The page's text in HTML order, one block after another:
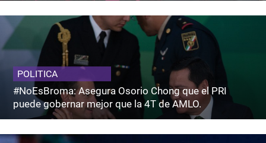
POLITICA
#NoEsBroma: Asegura Osorio Chong que el PRI
puede gobernar mejor que la 4T de AMLO.